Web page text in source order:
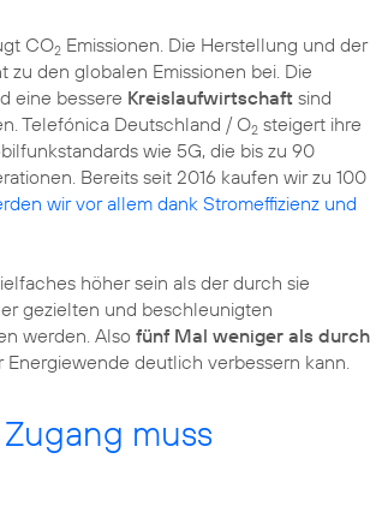
CO2 Emissionen. Die Herstellung und der
den globalen Emissionen bei. Die
eine bessere Kreislaufwirtschaft sind
Telefónica Deutschland / O2 steigert ihre
wie 5G, die bis zu 90
Bereits seit 2016 kaufen wir zu 100
wir vor allem dank Stromeffizienz und
höher sein als der durch sie
gezielten und beschleunigten
werden. Also fünf Mal weniger als durch
Energiewende deutlich verbessern kann.
muss